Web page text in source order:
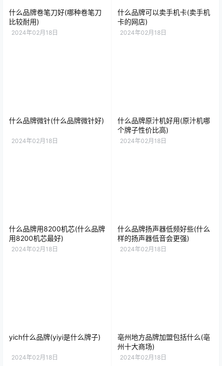
什么品牌卷笔刀好(哪种卷笔刀
比较耐用)
2024年02月18日
什么品牌可以卖手机卡(卖手机
卡的网店)
2024年02月18日
什么品牌微针(什么品牌微针好)
2024年02月18日
什么品牌原汁机好用(原汁机哪
个牌子性价比高)
2024年02月18日
什么品牌用8200机芯(什么品牌
用8200机芯最好)
2024年02月18日
什么品牌扬声器低频好些(什么
样的扬声器低音会更强)
2024年02月18日
yich什么品牌(yiyi是什么牌子)
2024年02月18日
亳州地方品牌加盟包括什么(亳
州十大商场)
2024年02月18日